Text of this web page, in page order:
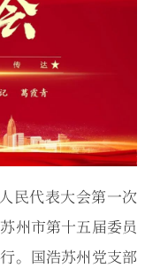
民代表大会第一次
州市第十五届委员
。国浩苏州党支部